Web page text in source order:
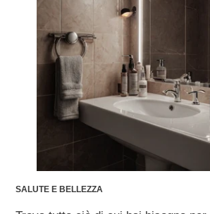
SALUTE E BELLEZZA